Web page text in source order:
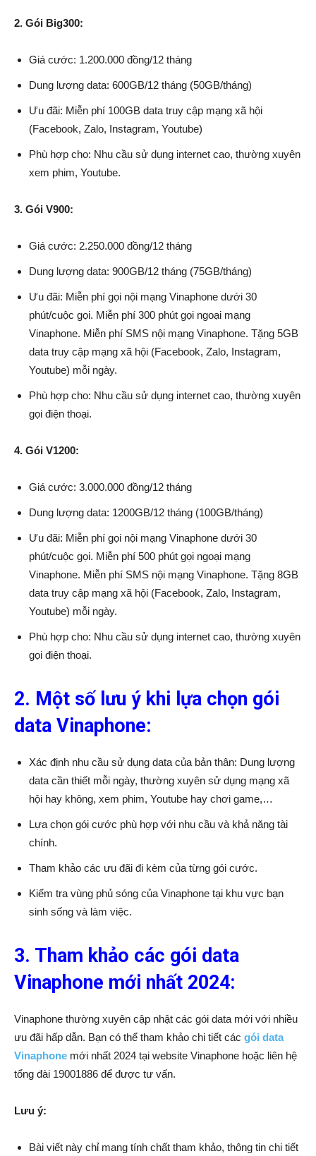
2. Gói Big300:
Giá cước: 1.200.000 đồng/12 tháng
Dung lượng data: 600GB/12 tháng (50GB/tháng)
Ưu đãi: Miễn phí 100GB data truy cập mạng xã hội
(Facebook, Zalo, Instagram, Youtube)
Phù hợp cho: Nhu cầu sử dụng internet cao, thường xuyên
xem phim, Youtube.
3. Gói V900:
Giá cước: 2.250.000 đồng/12 tháng
Dung lượng data: 900GB/12 tháng (75GB/tháng)
Ưu đãi: Miễn phí gọi nội mạng Vinaphone dưới 30
phút/cuộc gọi. Miễn phí 300 phút gọi ngoại mạng
Vinaphone. Miễn phí SMS nội mạng Vinaphone. Tặng 5GB
data truy cập mạng xã hội (Facebook, Zalo, Instagram,
Youtube) mỗi ngày.
Phù hợp cho: Nhu cầu sử dụng internet cao, thường xuyên
gọi điện thoại.
4. Gói V1200:
Giá cước: 3.000.000 đồng/12 tháng
Dung lượng data: 1200GB/12 tháng (100GB/tháng)
Ưu đãi: Miễn phí gọi nội mạng Vinaphone dưới 30
phút/cuộc gọi. Miễn phí 500 phút gọi ngoại mạng
Vinaphone. Miễn phí SMS nội mạng Vinaphone. Tặng 8GB
data truy cập mạng xã hội (Facebook, Zalo, Instagram,
Youtube) mỗi ngày.
Phù hợp cho: Nhu cầu sử dụng internet cao, thường xuyên
gọi điện thoại.
2. Một số lưu ý khi lựa chọn gói
data Vinaphone:
Xác định nhu cầu sử dụng data của bản thân: Dung lượng
data cần thiết mỗi ngày, thường xuyên sử dụng mạng xã
hội hay không, xem phim, Youtube hay chơi game,…
Lựa chọn gói cước phù hợp với nhu cầu và khả năng tài
chính.
Tham khảo các ưu đãi đi kèm của từng gói cước.
Kiểm tra vùng phủ sóng của Vinaphone tại khu vực bạn
sinh sống và làm việc.
3. Tham khảo các gói data
Vinaphone mới nhất 2024:
Vinaphone thường xuyên cập nhật các gói data mới với nhiều
ưu đãi hấp dẫn. Bạn có thể tham khảo chi tiết các gói data
Vinaphone mới nhất 2024 tại website Vinaphone hoặc liên hệ
tổng đài 19001886 để được tư vấn.
Lưu ý:
Bài viết này chỉ mang tính chất tham khảo, thông tin chi tiết